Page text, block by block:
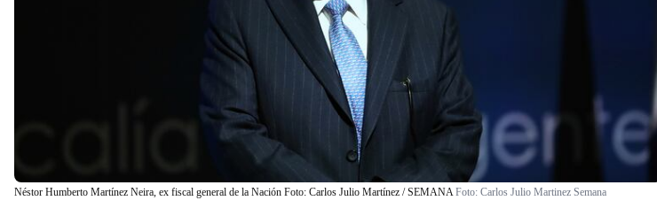
Néstor Humberto Martínez Neira, ex fiscal general de la Nación Foto: Carlos Julio Martínez / SEMANA Foto: Carlos Julio Martinez Semana